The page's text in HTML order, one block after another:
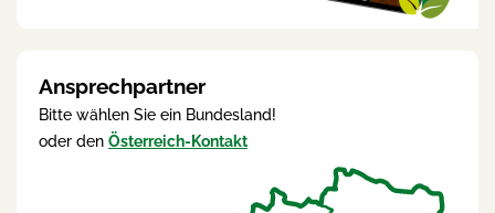
Ansprechpartner
Bitte wählen Sie ein Bundesland!
oder den Österreich-Kontakt